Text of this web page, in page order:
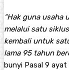
“Hak guna
melalui satu
kembali untuk
lama 95 tahun
bunyi Pasal 9 ayat